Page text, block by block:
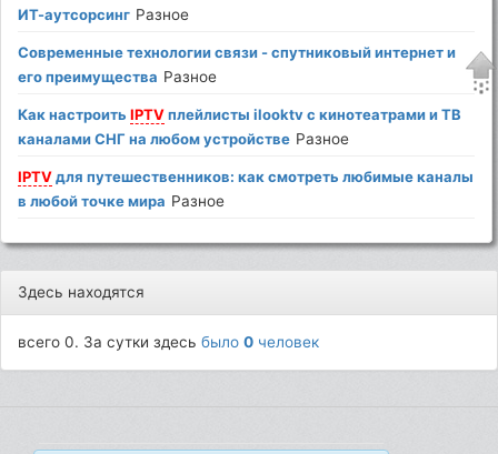
ИТ-аутсорсинг Разное
Современные технологии связи - спутниковый интернет и
его преимущества Разное
Как настроитьIPTVплейлисты ilooktv с кинотеатрами и ТВ
каналами СНГ на любом устройстве Разное
IPTVдля путешественников: как смотреть любимые каналы
в любой точке мира Разное
Здесь находятся
всего 0. За сутки здесьбыло0 человек